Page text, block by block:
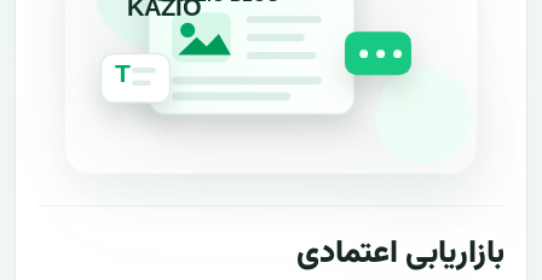
بازاریابی اعتمادی